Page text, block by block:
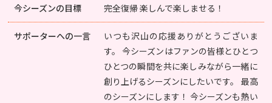
今シーズンの目標 完全復帰 楽しんで楽しませる！
サポーターへの一言
いつも沢山の応援ありがとうございま
す。 今シーズンはファンの皆様とひとつ
ひとつの瞬間を共に楽しみながら一緒に
創り上げるシーズンにしたいです。 最高
のシーズンにします！ 今シーズンも熱い